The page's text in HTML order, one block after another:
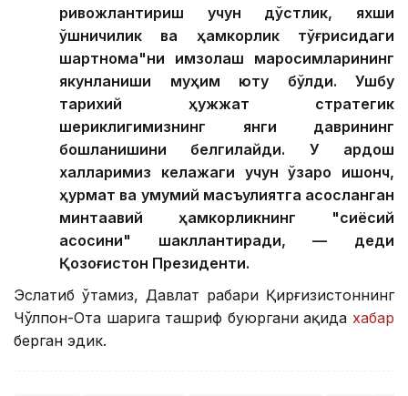
ривожлантириш учун дўстлик, яхши
қўшничилик ва ҳамкорлик тўғрисидаги
шартнома"ни имзолаш маросимларининг
якунланиши муҳим ютуқ бўлди. Ушбу
тарихий ҳужжат стратегик
шериклигимизнинг янги даврининг
бошланишини белгилайди. У қардош
халқларимиз келажаги учун ўзаро ишонч,
ҳурмат ва умумий масъулиятга асосланган
минтақавий ҳамкорликнинг "сиёсий
асосини" шакллантиради, — деди
Қозоғистон Президенти.
Эслатиб ўтамиз, Давлат раҳбари Қирғизистоннинг
Чўлпон-Ота шаҳрига ташриф буюргани ҳақида хабар
берган эдик.